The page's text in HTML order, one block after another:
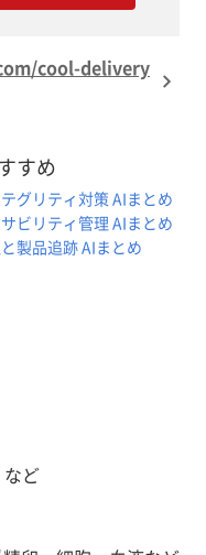
ー配送、トラッキ
ペレーターが対応、
けいたします
ンガリー、ドイツ、
スラエル、サウジア
ベトナムなど50か
cool-delivery
すめ
グリティ対策 AIまとめ
ビリティ管理 AIまとめ
製品追跡 AIまとめ
ど